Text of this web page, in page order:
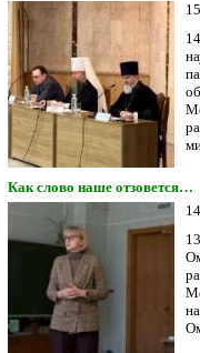
Как слово наше отзовется…